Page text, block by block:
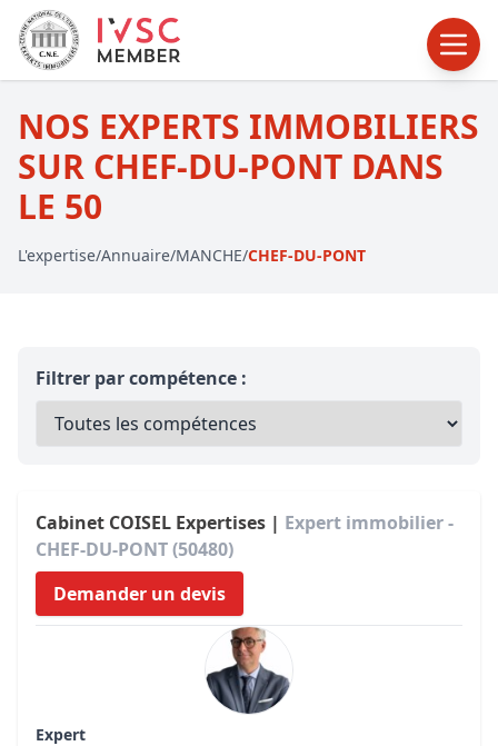
NOS EXPERTS IMMOBILIERS
SUR CHEF-DU-PONT DANS
LE 50
L'expertise/Annuaire/MANCHE/CHEF-DU-PONT
Filtrer par compétence :
Cabinet COISEL Expertises | Expert immobilier -
CHEF-DU-PONT (50480)
Demander un devis
Expert